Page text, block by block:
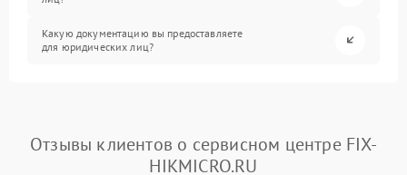
Какую документацию вы предоставляете
для юридических лиц?
Отзывы клиентов о сервисном центре FIX-
HIKMICRO.RU